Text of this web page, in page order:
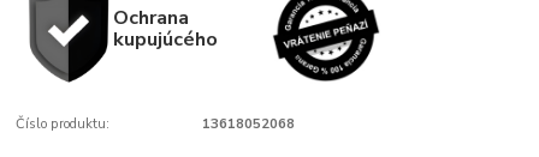
Ochrana
kupujúcého
Číslo produktu: 13618052068